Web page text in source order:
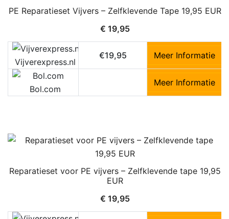
PE Reparatieset Vijvers – Zelfklevende Tape 19,95 EUR
€ 19,95
Vijverexpress.nl
€19,95 Meer Informatie
Bol.com
Meer Informatie
Reparatieset voor PE vijvers – Zelfklevende tape 19,95
EUR
€ 19,95